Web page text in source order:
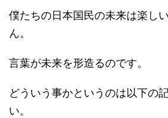
僕たちの日本国民の未来は楽し
ん。
言葉が未来を形造るのです。
どういう事かというのは以下の
い。